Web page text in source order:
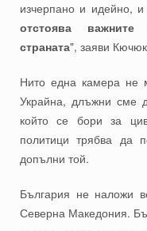
изчерпано и идейно, и
отстоява
страната", заяви
Нито една камера не
Украйна, длъжни сме
който се бори за
политици трябва да
допълни той.
България не наложи
Северна Македония.